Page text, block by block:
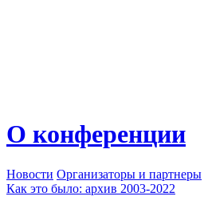
О конференции
Новости Организаторы и партнеры
Как это было: архив 2003-2022